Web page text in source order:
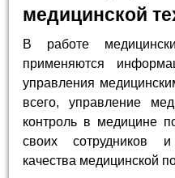
медицинской
В работе
применяются
управления
всего, управление
контроль в медицине
своих сотрудников
качества медицинской